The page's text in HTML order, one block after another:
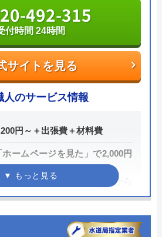
付時間 24時間
ル救急車の基本情報
会社オーケー管理
健太郎
107-8545
サイトを見る
492-315
付時間 24時間
人のサービス情報
円～＋出張費＋材料費
ホームページを見た」で2,000円
規限定シルバー割 作業料金から
引き
間以内